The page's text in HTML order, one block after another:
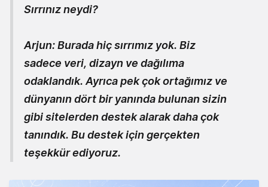
Sırrınız neydi?
Arjun:Burada hiç sırrımız yok. Biz
sadece veri, dizayn ve dağılıma
odaklandık. Ayrıca pek çok ortağımız ve
dünyanın dört bir yanında bulunan sizin
gibi sitelerden destek alarakdaha çok
tanındık. Bu destek için gerçekten
teşekkür ediyoruz.